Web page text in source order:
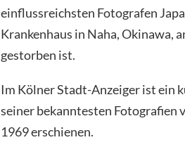
einflussreichsten Fotografen
Krankenhaus in Naha, Okinawa,
gestorben ist.
Im Kölner Stadt-Anzeiger ist ein
seiner bekanntesten Fotografien
1969 erschienen.